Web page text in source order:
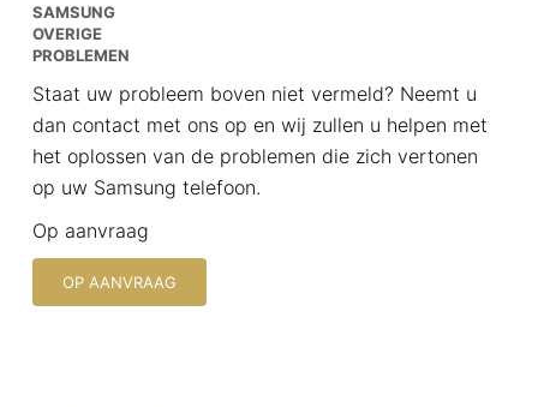
SAMSUNG
OVERIGE
PROBLEMEN
Staat uw probleem boven niet vermeld? Neemt u
dan contact met ons op en wij zullen u helpen met
het oplossen van de problemen die zich vertonen
op uw Samsung telefoon.
Op aanvraag
OP AANVRAAG